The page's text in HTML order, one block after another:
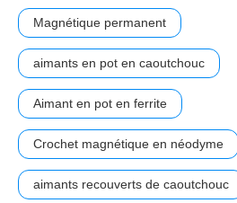
Magnétique permanent
aimants en pot en caoutchouc
Aimant en pot en ferrite
Crochet magnétique en néodyme
aimants recouverts de caoutchouc